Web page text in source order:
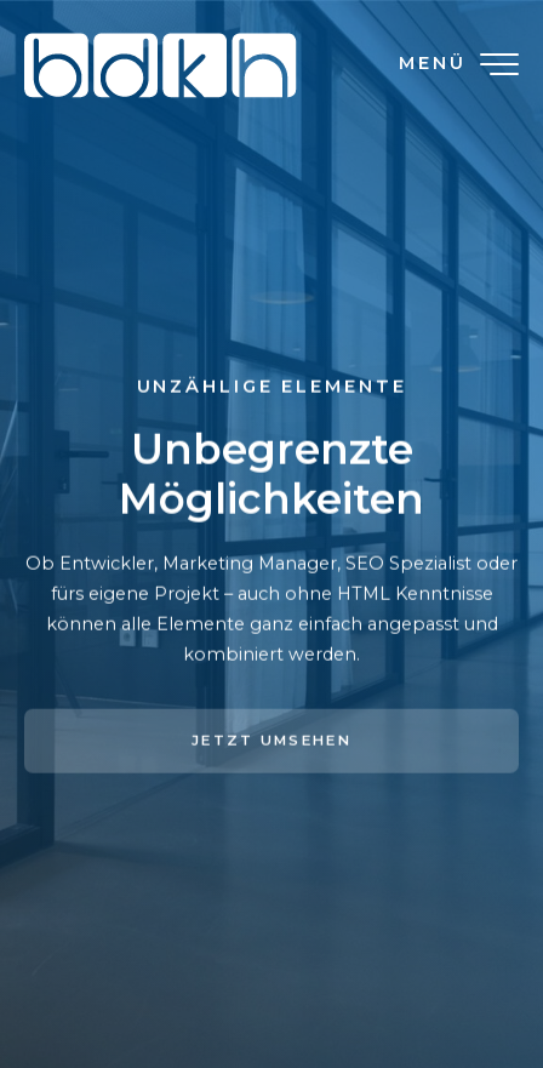
MENÜ
UNZÄHLIGE ELEMENTE
Unbegrenzte
Möglichkeiten
Ob Entwickler, Marketing Manager, SEO Spezialist oder
fürs eigene Projekt – auch ohne HTML Kenntnisse
können alle Elemente ganz einfach angepasst und
kombiniert werden.
JETZT UMSEHEN